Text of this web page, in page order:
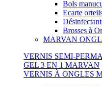
Bols
Ecarte
Brosses à
MARVAN
VERNIS SEMI-
GEL 3 EN 1 MARVAN
VERNIS À ONGLES